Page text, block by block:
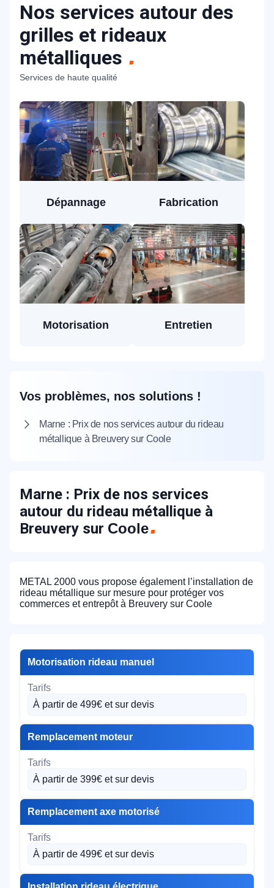
Nos services autour des
grilles et rideaux
métalliques
Services de haute qualité
Dépannage Fabrication
Motorisation Entretien
Vos problèmes, nos solutions !
Marne : Prix de nos services autour du rideau
métallique à Breuvery sur Coole
Marne : Prix de nos services
autour du rideau métallique à
Breuvery sur Coole
METAL 2000 vous propose également l’installation de
rideau métallique sur mesure pour protéger vos
commerces et entrepôt à Breuvery sur Coole
Motorisation rideau manuel
À partir de 499€ et sur devis
Remplacement moteur
À partir de 399€ et sur devis
Remplacement axe motorisé
À partir de 499€ et sur devis